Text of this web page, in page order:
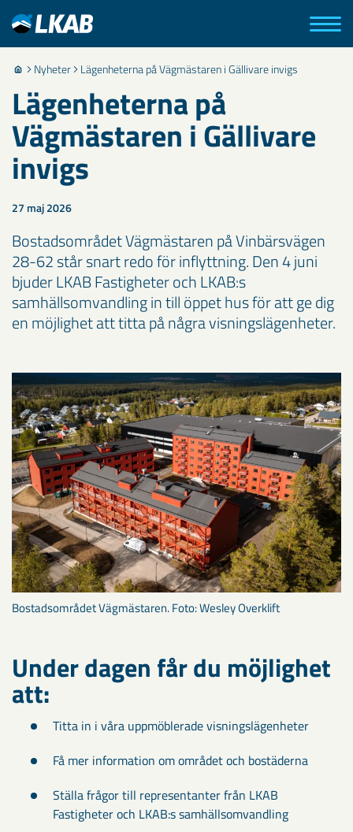
Nyheter Lägenheterna på Vägmästaren i Gällivare invigs
Lägenheterna på
Vägmästaren i Gällivare
invigs
27 maj 2026
Bostadsområdet Vägmästaren på Vinbärsvägen
28-62 står snart redo för inflyttning. Den 4 juni
bjuder LKAB Fastigheter och LKAB:s
samhällsomvandling in till öppet hus för att ge dig
en möjlighet att titta på några visningslägenheter.
Bostadsområdet Vägmästaren. Foto: Wesley Overklift
Under dagen får du möjlighet
att:
Titta in i våra uppmöblerade visningslägenheter
Få mer information om området och bostäderna
Ställa frågor till representanter från LKAB
Fastigheter och LKAB:s samhällsomvandling